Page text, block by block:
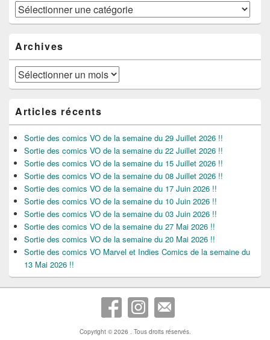
Catégories
Archives
Archives
Articles récents
Sortie des comics VO de la semaine du 29 Juillet 2026 !!
Sortie des comics VO de la semaine du 22 Juillet 2026 !!
Sortie des comics VO de la semaine du 15 Juillet 2026 !!
Sortie des comics VO de la semaine du 08 Juillet 2026 !!
Sortie des comics VO de la semaine du 17 Juin 2026 !!
Sortie des comics VO de la semaine du 10 Juin 2026 !!
Sortie des comics VO de la semaine du 03 Juin 2026 !!
Sortie des comics VO de la semaine du 27 Mai 2026 !!
Sortie des comics VO de la semaine du 20 Mai 2026 !!
Sortie des comics VO Marvel et Indies Comics de la semaine du
13 Mai 2026 !!
Copyright © 2026 . Tous droits réservés.